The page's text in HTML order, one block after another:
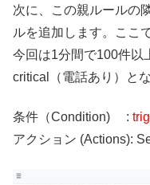
次に、この親ルールの
ルを追加します。ここ
今回は1分間で100件以
critical（電話あり）と
条件（Condition) :
アクション (Actions):